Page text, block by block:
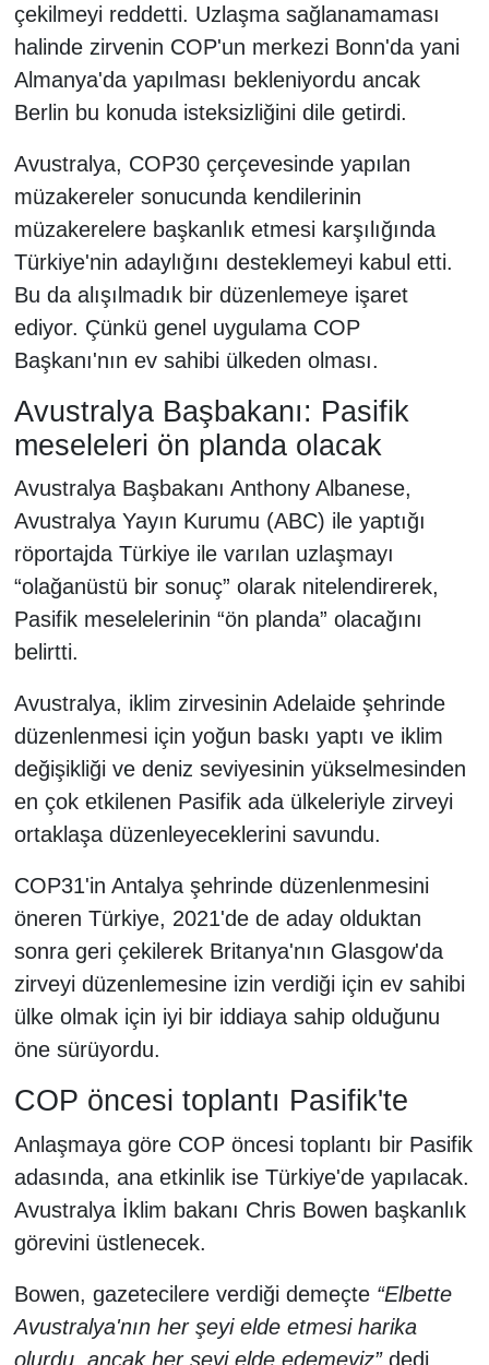
çekilmeyi reddetti. Uzlaşma sağlanamaması
halinde zirvenin COP'un merkezi Bonn'da yani
Almanya'da yapılması bekleniyordu ancak
Berlin bu konuda isteksizliğini dile getirdi.
Avustralya, COP30 çerçevesinde yapılan
müzakereler sonucunda kendilerinin
müzakerelere başkanlık etmesi karşılığında
Türkiye'nin adaylığını desteklemeyi kabul etti.
Bu da alışılmadık bir düzenlemeye işaret
ediyor. Çünkü genel uygulama COP
Başkanı'nın ev sahibi ülkeden olması.
Avustralya Başbakanı: Pasifik
meseleleri ön planda olacak
Avustralya Başbakanı Anthony Albanese,
Avustralya Yayın Kurumu (ABC) ile yaptığı
röportajda Türkiye ile varılan uzlaşmayı
“olağanüstü bir sonuç” olarak nitelendirerek,
Pasifik meselelerinin “ön planda” olacağını
belirtti.
Avustralya, iklim zirvesinin Adelaide şehrinde
düzenlenmesi için yoğun baskı yaptı ve iklim
değişikliği ve deniz seviyesinin yükselmesinden
en çok etkilenen Pasifik ada ülkeleriyle zirveyi
ortaklaşa düzenleyeceklerini savundu.
COP31'in Antalya şehrinde düzenlenmesini
öneren Türkiye, 2021'de de aday olduktan
sonra geri çekilerek Britanya'nın Glasgow'da
zirveyi düzenlemesine izin verdiği için ev sahibi
ülke olmak için iyi bir iddiaya sahip olduğunu
öne sürüyordu.
COP öncesi toplantı Pasifik'te
Anlaşmaya göre COP öncesi toplantı bir Pasifik
adasında, ana etkinlik ise Türkiye'de yapılacak.
Avustralya İklim bakanı Chris Bowen başkanlık
görevini üstlenecek.
Bowen, gazetecilere verdiği demeçte “Elbette
Avustralya'nın her şeyi elde etmesi harika
olurdu, ancak her şeyi elde edemeyiz”dedi.